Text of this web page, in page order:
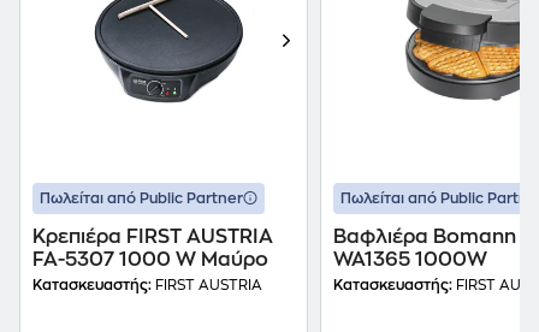
Πωλείται από Public Partner
Κρεπιέρα FIRST AUSTRIA
FA-5307 1000 W Μαύρο
Κατασκευαστής: FIRST AUSTRIA
Πωλείται από Public
Βαφλιέρα Bomann
WA1365 1000W
Κατασκευαστής: FIRST